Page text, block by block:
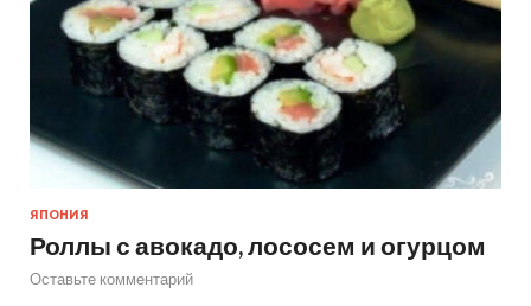
ЯПОНИЯ
Роллы с авокадо, лососем и огурцом
Оставьте комментарий